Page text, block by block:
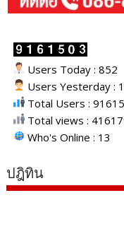
Users Today : 852
Users Yesterday :
Total Users :
Total views :
Who's Online : 13
ปฎิทิน